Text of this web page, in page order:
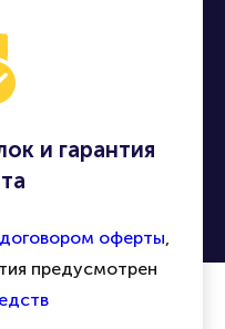
и гарантия
договором оферты,
предусмотрен